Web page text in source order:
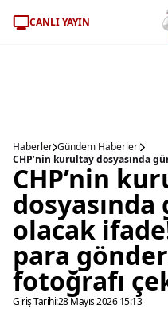
CANLI YAYIN
Haberler Gündem Haberleri
CHP’nin
olacak
para
fotoğrafı
Giriş Tarihi:28 Mayıs 2026 15:13